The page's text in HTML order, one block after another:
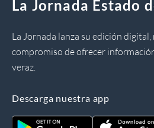
La Jornada Estado
La Jornada lanza su edición
compromiso de ofrecer
veraz.
Descarga nuestra app